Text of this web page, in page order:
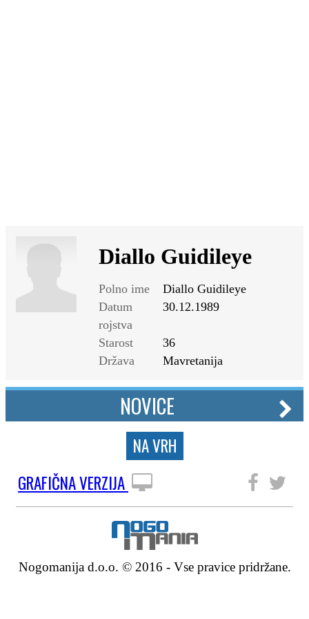
Diallo Guidileye
Polno ime
Diallo Guidileye
Datum
rojstva
30.12.1989
Starost
36
Država
Mavretanija
NOVICE
NA VRH
GRAFIČNA VERZIJA
Nogomanija d.o.o. © 2016 - Vse pravice pridržane.